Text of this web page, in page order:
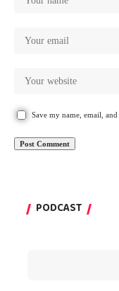
Save my name, email,
PODCAST